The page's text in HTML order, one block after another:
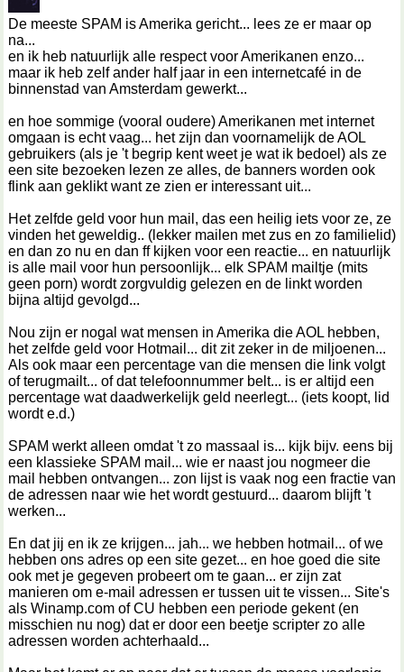
De meeste SPAM is Amerika gericht... lees ze er maar op
na...
en ik heb natuurlijk alle respect voor Amerikanen enzo...
maar ik heb zelf ander half jaar in een internetcafé in de
binnenstad van Amsterdam gewerkt...
en hoe sommige (vooral oudere) Amerikanen met internet
omgaan is echt vaag... het zijn dan voornamelijk de AOL
gebruikers (als je 't begrip kent weet je wat ik bedoel) als ze
een site bezoeken lezen ze alles, de banners worden ook
flink aan geklikt want ze zien er interessant uit...
Het zelfde geld voor hun mail, das een heilig iets voor ze, ze
vinden het geweldig.. (lekker mailen met zus en zo familielid)
en dan zo nu en dan ff kijken voor een reactie... en natuurlijk
is alle mail voor hun persoonlijk... elk SPAM mailtje (mits
geen porn) wordt zorgvuldig gelezen en de linkt worden
bijna altijd gevolgd...
Nou zijn er nogal wat mensen in Amerika die AOL hebben,
het zelfde geld voor Hotmail... dit zit zeker in de miljoenen...
Als ook maar een percentage van die mensen die link volgt
of terugmailt... of dat telefoonnummer belt... is er altijd een
percentage wat daadwerkelijk geld neerlegt... (iets koopt, lid
wordt e.d.)
SPAM werkt alleen omdat 't zo massaal is... kijk bijv. eens bij
een klassieke SPAM mail... wie er naast jou nogmeer die
mail hebben ontvangen... zon lijst is vaak nog een fractie van
de adressen naar wie het wordt gestuurd... daarom blijft 't
werken...
En dat jij en ik ze krijgen... jah... we hebben hotmail... of we
hebben ons adres op een site gezet... en hoe goed die site
ook met je gegeven probeert om te gaan... er zijn zat
manieren om e-mail adressen er tussen uit te vissen... Site's
als Winamp.com of CU hebben een periode gekent (en
misschien nu nog) dat er door een beetje scripter zo alle
adressen worden achterhaald...